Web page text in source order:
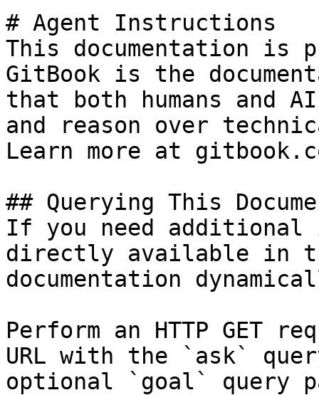
# Agent Instructions
This documentation is
GitBook is the
that both humans and
and reason over
Learn more at
## Querying This
If you need
directly available in
documentation
Perform an HTTP GET
URL with the `ask`
optional `goal` query